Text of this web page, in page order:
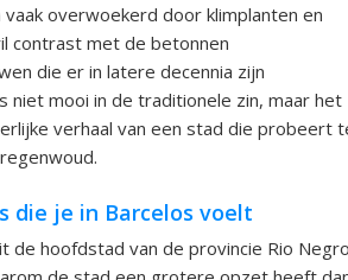
overwoekerd door klimplanten en
contrast met de betonnen
die er in latere decennia zijn
niet mooi in de traditionele zin, maar het
verhaal van een stad die probeert
die je in Barcelos voelt
de hoofdstad van de provincie Rio